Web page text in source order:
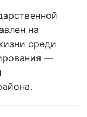
на
среди
—